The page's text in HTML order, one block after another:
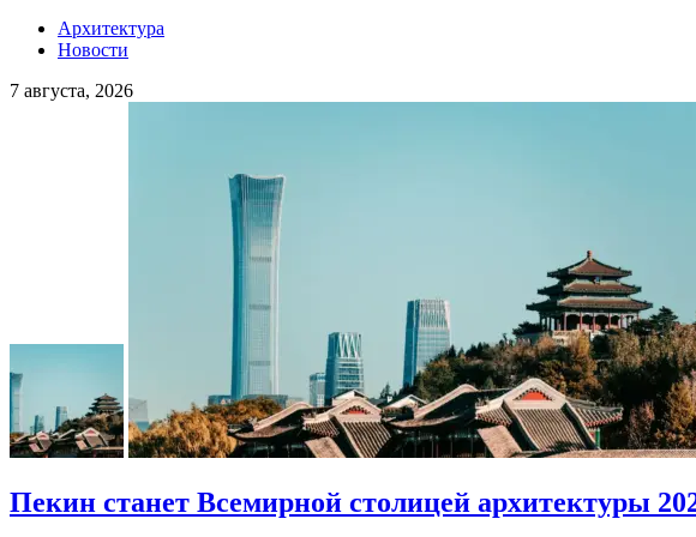
Архитектура
Новости
7 августа, 2026
Пекин станет Всемирной столицей архитектуры